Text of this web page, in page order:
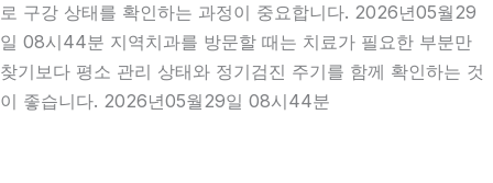
로 구강 상태를 확인하는 과정이 중요합니다. 2026년05월29
일 08시44분 지역치과를 방문할 때는 치료가 필요한 부분만
찾기보다 평소 관리 상태와 정기검진 주기를 함께 확인하는 것
이 좋습니다. 2026년05월29일 08시44분